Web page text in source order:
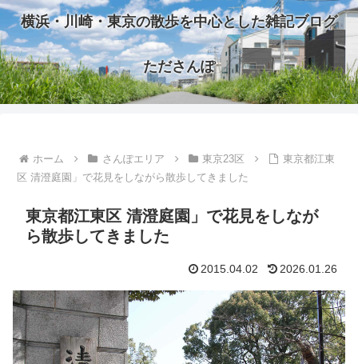
横浜・川崎・東京の散歩を中心とした雑記ブログ
たださんぽ
ホーム さんぽエリア 東京23区
東京都江東
区 清澄庭園」で花見をしながら散歩してきました
東京都江東区 清澄庭園」で花見をしなが
ら散歩してきました
2015.04.02 2026.01.26